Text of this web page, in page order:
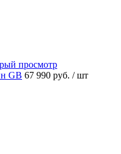
просмотр
GB 67 990 руб. / шт